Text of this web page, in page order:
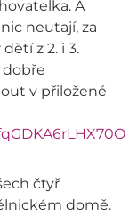
A
neutají, za
z 2. i 3.
dobře
v přiložené
čtyř
domě.